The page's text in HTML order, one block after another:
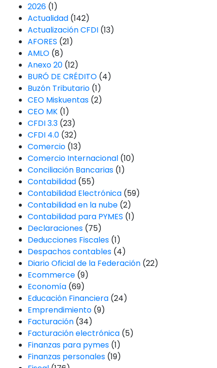
2026(1)
Actualidad(142)
Actualización CFDI(13)
AFORES (21)
AMLO(8)
Anexo 20(12)
BURÓ DE CRÉDITO(4)
Buzón Tributario(1)
CEO Miskuentas(2)
CEO MK(1)
CFDI 3.3(23)
CFDI 4.0(32)
Comercio(13)
Comercio Internacional(10)
Conciliación Bancarias(1)
Contabilidad(55)
Contabilidad Electrónica(59)
Contabilidad en la nube(2)
Contabilidad para PYMES (1)
Declaraciones(75)
Deducciones Fiscales(1)
Despachos contables(4)
Diario Oficial de la Federación(22)
Ecommerce(9)
Economía(69)
Educación Financiera(24)
Emprendimiento(9)
Facturación(34)
Facturación electrónica(5)
Finanzas para pymes(1)
Finanzas personales(19)